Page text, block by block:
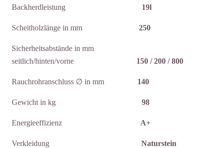
Backherdleistung 19l
Scheitholzlänge in mm 250
Sicherheitsabstände in mm
seitlich/hinten/vorne 150 / 200 / 800
Rauchrohranschluss ∅ in mm 140
Gewicht in kg 98
Energieeffizienz A+
Verkleidung Naturstein